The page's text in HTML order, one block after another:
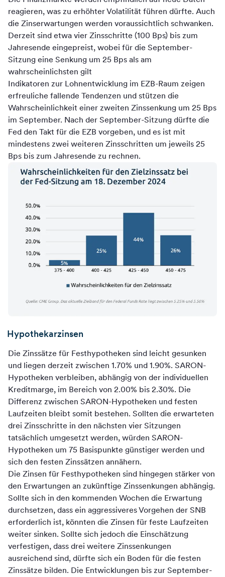
reagieren, was zu erhöhter Volatilität führen dürfte. Auch
die Zinserwartungen werden voraussichtlich schwanken.
Derzeit sind etwa vier Zinsschritte (100 Bps) bis zum
Jahresende eingepreist, wobei für die September-
Sitzung eine Senkung um 25 Bps als am
wahrscheinlichsten gilt
Indikatoren zur Lohnentwicklung im EZB-Raum zeigen
erfreuliche fallende Tendenzen und stützen die
Wahrscheinlichkeit einer zweiten Zinssenkung um 25 Bps
im September. Nach der September-Sitzung dürfte die
Fed den Takt für die EZB vorgeben, und es ist mit
mindestens zwei weiteren Zinsschritten um jeweils 25
Bps bis zum Jahresende zu rechnen.
Hypothekarzinsen
Die Zinssätze für Festhypotheken sind leicht gesunken
und liegen derzeit zwischen 1.70% und 1.90%. SARON-
Hypotheken verbleiben, abhängig von der individuellen
Kreditmarge, im Bereich von 2.00% bis 2.30%. Die
Differenz zwischen SARON-Hypotheken und festen
Laufzeiten bleibt somit bestehen. Sollten die erwarteten
drei Zinsschritte in den nächsten vier Sitzungen
tatsächlich umgesetzt werden, würden SARON-
Hypotheken um 75 Basispunkte günstiger werden und
sich den festen Zinssätzen annähern.
Die Zinsen für Festhypotheken sind hingegen stärker von
den Erwartungen an zukünftige Zinssenkungen abhängig.
Sollte sich in den kommenden Wochen die Erwartung
durchsetzen, dass ein aggressiveres Vorgehen der SNB
erforderlich ist, könnten die Zinsen für feste Laufzeiten
weiter sinken. Sollte sich jedoch die Einschätzung
verfestigen, dass drei weitere Zinssenkungen
ausreichend sind, dürfte sich ein Boden für die festen
Zinssätze bilden. Die Entwicklungen bis zur September-